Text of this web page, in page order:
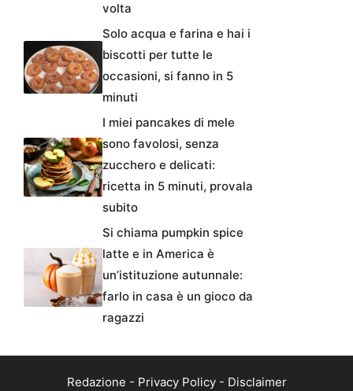
volta
Solo acqua e farina e hai i
biscotti per tutte le
occasioni, si fanno in 5
minuti
I miei pancakes di mele
sono favolosi, senza
zucchero e delicati:
ricetta in 5 minuti, provala
subito
Si chiama pumpkin spice
latte e in America è
un’istituzione autunnale:
farlo in casa è un gioco da
ragazzi
Redazione - Privacy Policy- Disclaimer